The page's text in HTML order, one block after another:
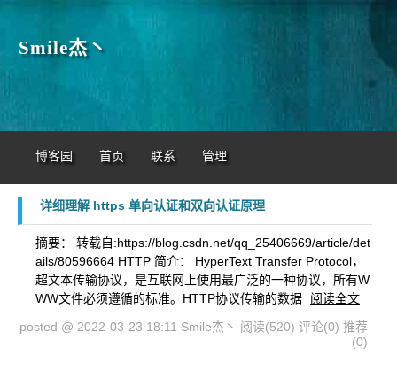
Smile杰丶
博客园 首页 联系 管理
详细理解 https 单向认证和双向认证原理
摘要： 转载自:https://blog.csdn.net/qq_25406669/article/det
ails/80596664 HTTP 简介： HyperText Transfer Protocol，
超文本传输协议，是互联网上使用最广泛的一种协议，所有W
WW文件必须遵循的标准。HTTP协议传输的数据
阅读全文
posted @ 2022-03-23 18:11 Smile杰丶 阅读(520) 评论(0) 推荐
(0)